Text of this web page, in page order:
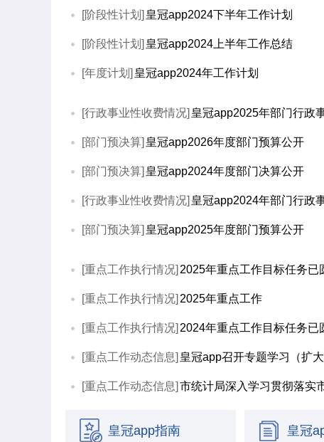
[阶段性计划] 皇冠app2024下半年工作计划
[阶段性计划] 皇冠app2024上半年工作总结
[年度计划] 皇冠app2024年工作计划
[行政事业性收费情况] 皇冠app2025年部门行政
[部门预决算] 皇冠app2026年度部门预算公开
[部门预决算] 皇冠app2024年度部门决算公开
[行政事业性收费情况] 皇冠app2024年部门行政
[部门预决算] 皇冠app2025年度部门预算公开
[重点工作执行情况] 2025年重点工作目标任务已
[重点工作执行情况] 2025年重点工作
[重点工作执行情况] 2024年重点工作目标任务已
[重点工作动态信息] 皇冠app召开专题学习（扩
[重点工作动态信息] 市统计局深入学习贯彻落实
皇冠app指南 皇冠